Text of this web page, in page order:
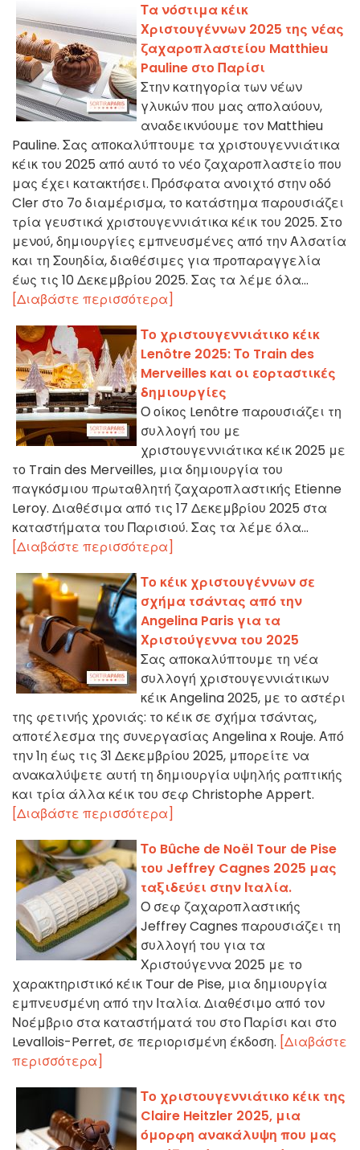
Τα νόστιμα κέικ
Χριστουγέννων 2025 της νέας
ζαχαροπλαστείου Matthieu
Pauline στο Παρίσι
Στην κατηγορία των νέων
γλυκών που μας απολαύουν,
αναδεικνύουμε τον Matthieu
Pauline. Σας αποκαλύπτουμε τα χριστουγεννιάτικα
κέικ του 2025 από αυτό το νέο ζαχαροπλαστείο που
μας έχει κατακτήσει. Πρόσφατα ανοιχτό στην οδό
Cler στο 7ο διαμέρισμα, το κατάστημα παρουσιάζει
τρία γευστικά χριστουγεννιάτικα κέικ του 2025. Στο
μενού, δημιουργίες εμπνευσμένες από την Αλσατία
και τη Σουηδία, διαθέσιμες για προπαραγγελία
έως τις 10 Δεκεμβρίου 2025. Σας τα λέμε όλα...
[Διαβάστε περισσότερα]
Το χριστουγεννιάτικο κέικ
Lenôtre 2025: Το Train des
Merveilles και οι εορταστικές
δημιουργίες
Ο οίκος Lenôtre παρουσιάζει τη
συλλογή του με
χριστουγεννιάτικα κέικ 2025 με
το Train des Merveilles, μια δημιουργία του
παγκόσμιου πρωταθλητή ζαχαροπλαστικής Etienne
Leroy. Διαθέσιμα από τις 17 Δεκεμβρίου 2025 στα
καταστήματα του Παρισιού. Σας τα λέμε όλα...
[Διαβάστε περισσότερα]
Το κέικ χριστουγέννων σε
σχήμα τσάντας από την
Angelina Paris για τα
Χριστούγεννα του 2025
Σας αποκαλύπτουμε τη νέα
συλλογή χριστουγεννιάτικων
κέικ Angelina 2025, με το αστέρι
της φετινής χρονιάς: το κέικ σε σχήμα τσάντας,
αποτέλεσμα της συνεργασίας Angelina x Rouje. Από
την 1η έως τις 31 Δεκεμβρίου 2025, μπορείτε να
ανακαλύψετε αυτή τη δημιουργία υψηλής ραπτικής
και τρία άλλα κέικ του σεφ Christophe Appert.
[Διαβάστε περισσότερα]
Το Bûche de Noël Tour de Pise
του Jeffrey Cagnes 2025 μας
ταξιδεύει στην Ιταλία.
Ο σεφ ζαχαροπλαστικής
Jeffrey Cagnes παρουσιάζει τη
συλλογή του για τα
Χριστούγεννα 2025 με το
χαρακτηριστικό κέικ Tour de Pise, μια δημιουργία
εμπνευσμένη από την Ιταλία. Διαθέσιμο από τον
Νοέμβριο στα καταστήματά του στο Παρίσι και στο
Levallois-Perret, σε περιορισμένη έκδοση. [Διαβάστε
περισσότερα]
Το χριστουγεννιάτικο κέικ της
Claire Heitzler 2025, μια
όμορφη ανακάλυψη που μας